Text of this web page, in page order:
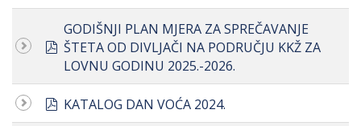
pdf
GODIŠNJI PLAN MJERA ZA SPREČAVANJE
ŠTETA OD DIVLJAČI NA PODRUČJU KKŽ ZA
LOVNU GODINU 2025.-2026.
pdf
KATALOG DAN VOĆA 2024.